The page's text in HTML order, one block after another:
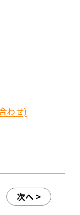
わせ)
次へ >